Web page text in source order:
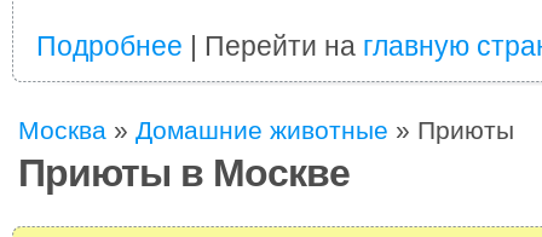
Подробнее | Перейти на главную
Москва » Домашние животные » Приюты
Приюты в Москве